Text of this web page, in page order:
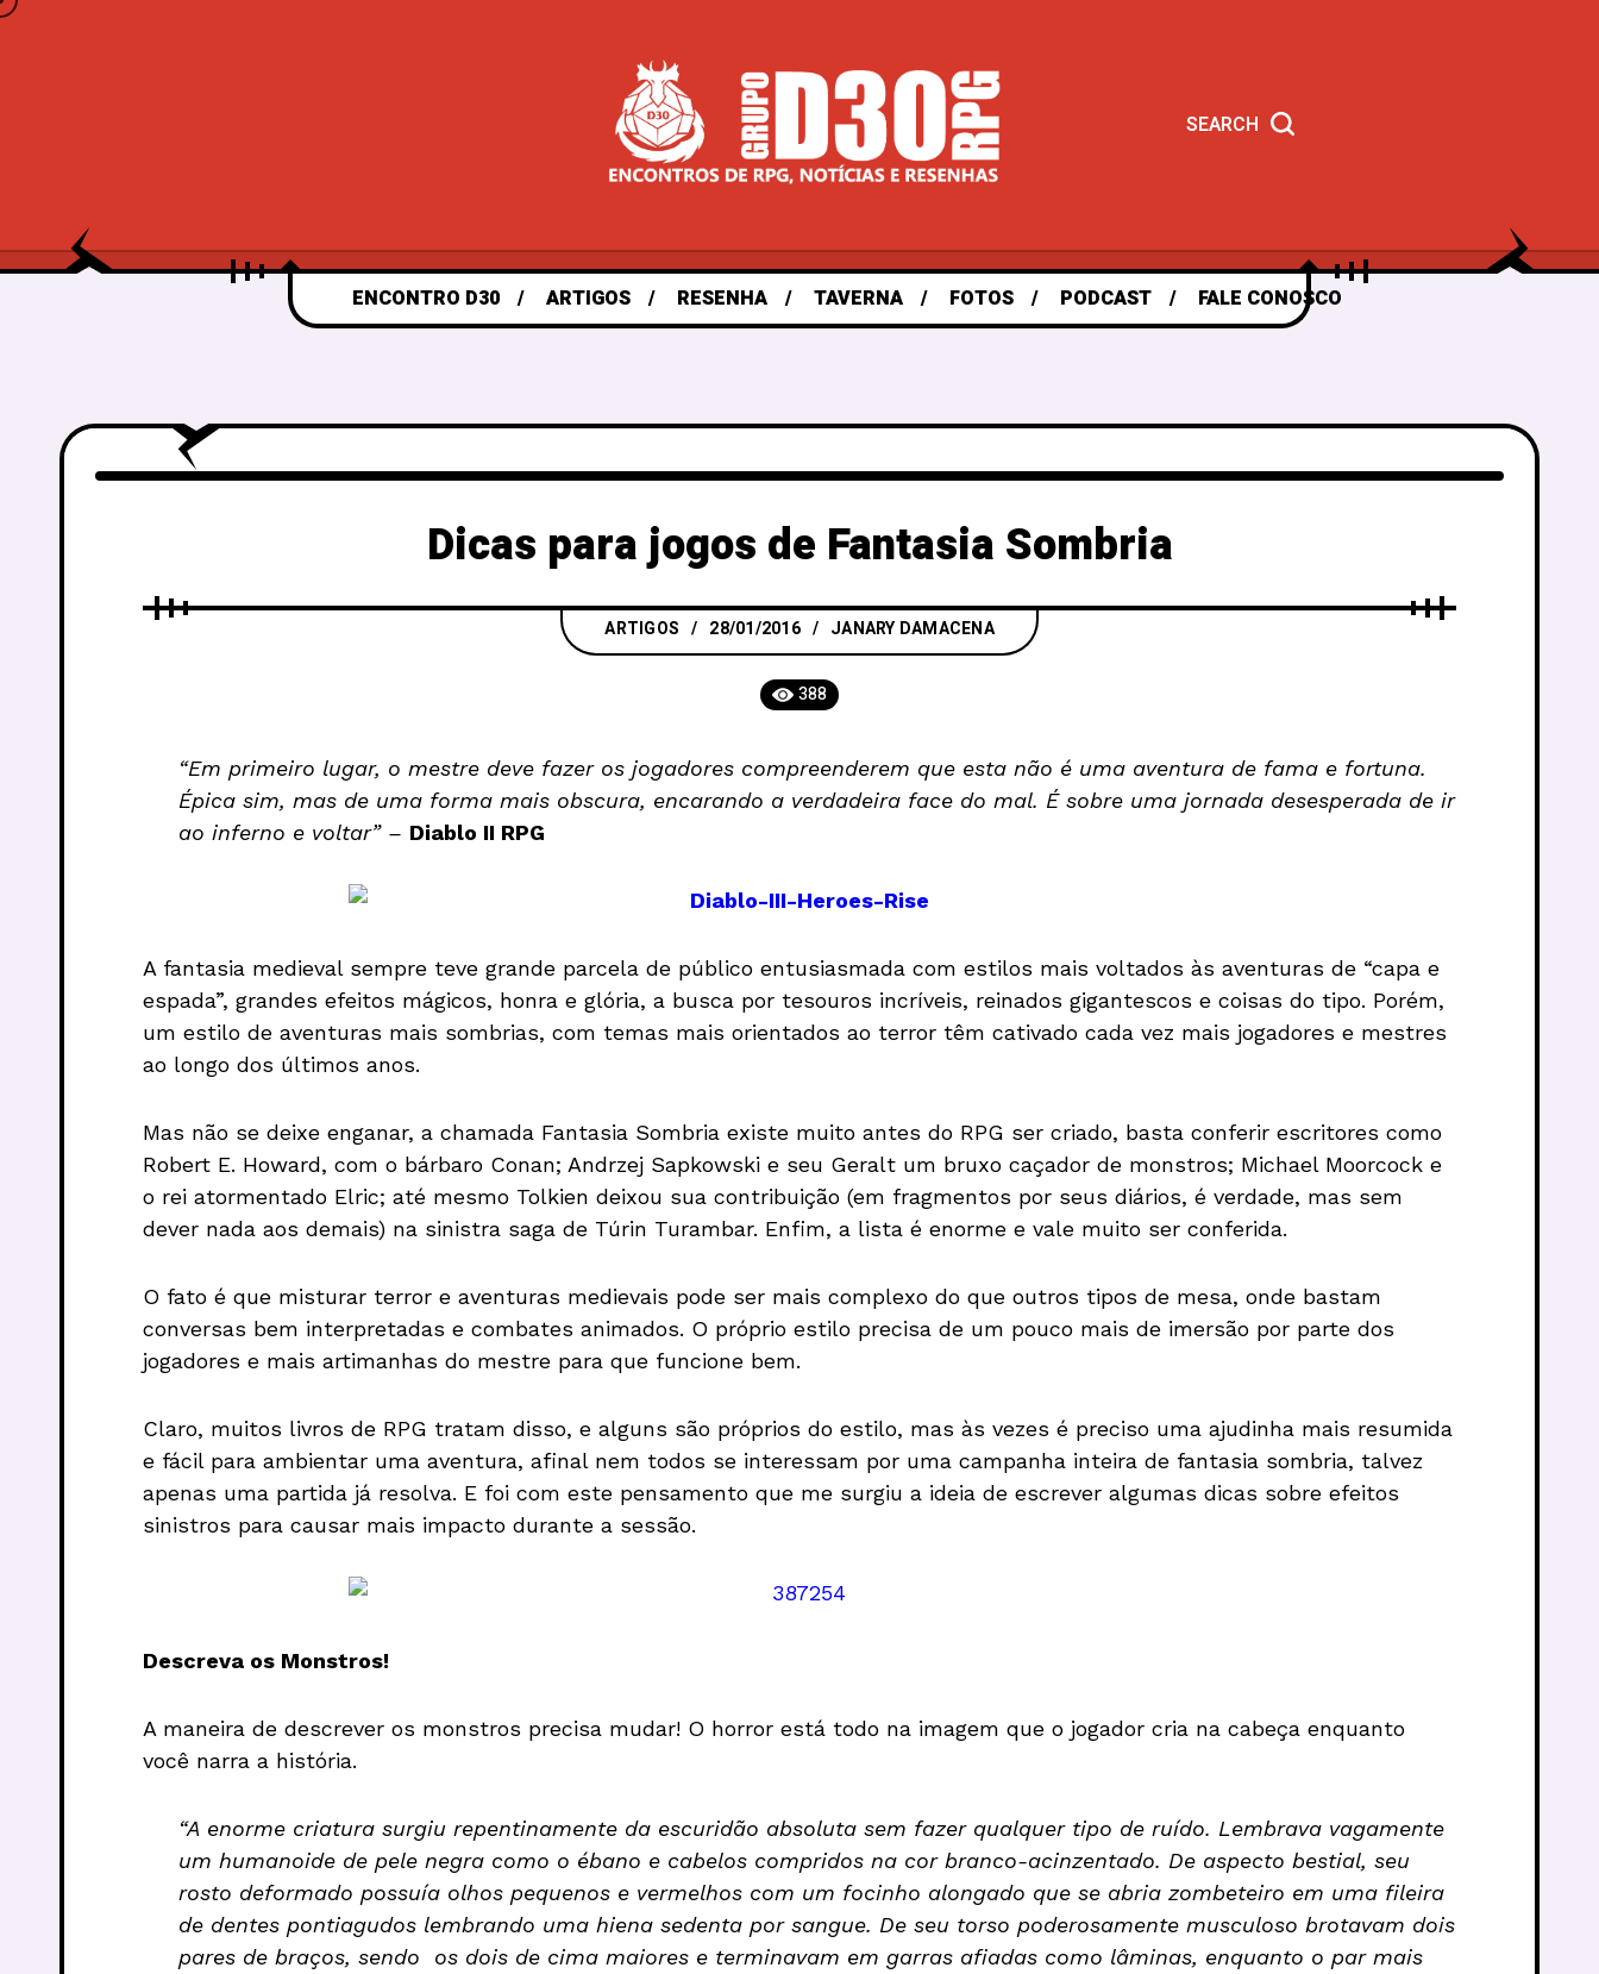
SEARCH
ENCONTRO D30 ARTIGOS RESENHA TAVERNA FOTOS PODCAST FALE CONOSCO
Dicas para jogos de Fantasia Sombria
ARTIGOS 28/01/2016 JANARY DAMACENA
388
“Em primeiro lugar, o mestre deve fazer os jogadores compreenderem que esta não é uma aventura de fama e fortuna.
Épica sim, mas de uma forma mais obscura, encarando a verdadeira face do mal. É sobre uma jornada desesperada de ir
ao inferno e voltar” – Diablo II RPG
A fantasia medieval sempre teve grande parcela de público entusiasmada com estilos mais voltados às aventuras de “capa e
espada”, grandes efeitos mágicos, honra e glória, a busca por tesouros incríveis, reinados gigantescos e coisas do tipo. Porém,
um estilo de aventuras mais sombrias, com temas mais orientados ao terror têm cativado cada vez mais jogadores e mestres
ao longo dos últimos anos.
Mas não se deixe enganar, a chamada Fantasia Sombria existe muito antes do RPG ser criado, basta conferir escritores como
Robert E. Howard, com o bárbaro Conan; Andrzej Sapkowski e seu Geralt um bruxo caçador de monstros; Michael Moorcock e
o rei atormentado Elric; até mesmo Tolkien deixou sua contribuição (em fragmentos por seus diários, é verdade, mas sem
dever nada aos demais) na sinistra saga de Túrin Turambar. Enfim, a lista é enorme e vale muito ser conferida.
O fato é que misturar terror e aventuras medievais pode ser mais complexo do que outros tipos de mesa, onde bastam
conversas bem interpretadas e combates animados. O próprio estilo precisa de um pouco mais de imersão por parte dos
jogadores e mais artimanhas do mestre para que funcione bem.
Claro, muitos livros de RPG tratam disso, e alguns são próprios do estilo, mas às vezes é preciso uma ajudinha mais resumida
e fácil para ambientar uma aventura, afinal nem todos se interessam por uma campanha inteira de fantasia sombria, talvez
apenas uma partida já resolva. E foi com este pensamento que me surgiu a ideia de escrever algumas dicas sobre efeitos
sinistros para causar mais impacto durante a sessão.
Descreva os Monstros!
A maneira de descrever os monstros precisa mudar! O horror está todo na imagem que o jogador cria na cabeça enquanto
você narra a história.
“A enorme criatura surgiu repentinamente da escuridão absoluta sem fazer qualquer tipo de ruído. Lembrava vagamente
um humanoide de pele negra como o ébano e cabelos compridos na cor branco-acinzentado. De aspecto bestial, seu
rosto deformado possuía olhos pequenos e vermelhos com um focinho alongado que se abria zombeteiro em uma fileira
de dentes pontiagudos lembrando uma hiena sedenta por sangue. De seu torso poderosamente musculoso brotavam dois
pares de braços, sendo os dois de cima maiores e terminavam em garras afiadas como lâminas, enquanto o par mais